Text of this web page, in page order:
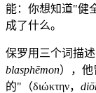
能：你想知道"健
成了什么。
保罗用三个词描
blasphēmon），
的"（διώκτην，